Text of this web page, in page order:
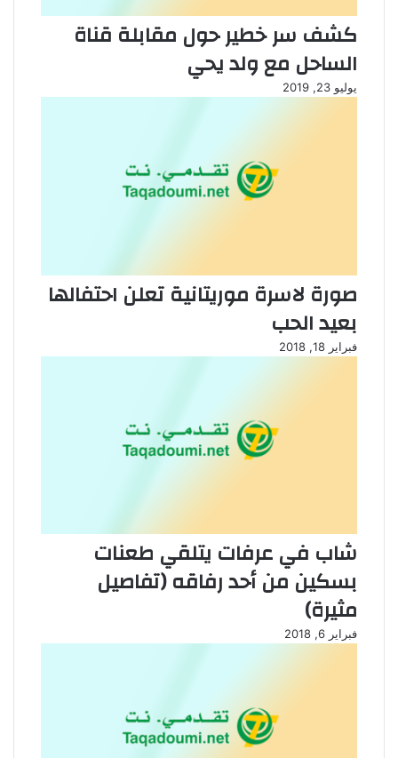
كشف سر خطير حول مقابلة قناة
الساحل مع ولد يحي
يوليو 23, 2019
صورة لاسرة موريتانية تعلن احتفالها
بعيد الحب
فبراير 18, 2018
شاب في عرفات يتلقي طعنات
بسكين من أحد رفاقه (تفاصيل
مثيرة)
فبراير 6, 2018